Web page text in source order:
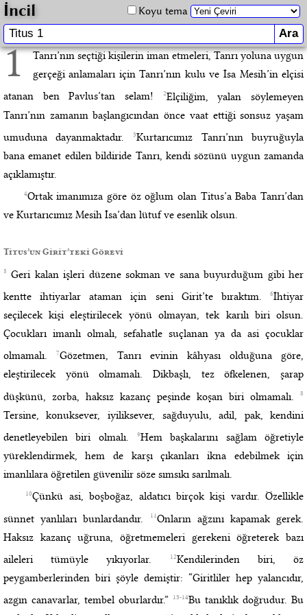
İncil Koyu tema
1
Tanrı’nın seçtiği kişilerin iman etmeleri, Tanrı yoluna uygun
gerçeği anlamaları için Tanrı’nın kulu ve İsa Mesih’in elçisi
atanan ben Pavlus’tan selam!
2Elçiliğim, yalan söylemeyen
Tanrı’nın zamanın başlangıcından önce vaat ettiği sonsuz yaşam
umuduna dayanmaktadır.
3Kurtarıcımız Tanrı’nın buyruğuyla
bana emanet edilen bildiride Tanrı, kendi sözünü uygun zamanda
açıklamıştır.
4Ortak imanımıza göre öz oğlum olan Titus’a Baba Tanrı’dan
ve Kurtarıcımız Mesih İsa’dan lütuf ve esenlik olsun.
Titus’un Girit’teki Görevi
5
Geri kalan işleri düzene sokman ve sana buyurduğum gibi her
kentte ihtiyarlar ataman için seni Girit’te bıraktım.6İhtiyar
seçilecek kişi eleştirilecek yönü olmayan, tek karılı biri olsun.
Çocukları imanlı olmalı, sefahatle suçlanan ya da asi çocuklar
olmamalı.
7Gözetmen, Tanrı evinin kâhyası olduğuna göre,
eleştirilecek yönü olmamalı. Dikbaşlı, tez öfkelenen, şarap
düşkünü, zorba, haksız kazanç peşinde koşan biri olmamalı.8
Tersine, konuksever, iyiliksever, sağduyulu, adil, pak, kendini
denetleyebilen biri olmalı.
9Hem başkalarını sağlam öğretiyle
yüreklendirmek, hem de karşı çıkanları ikna edebilmek için
imanlılara öğretilen güvenilir söze sımsıkı sarılmalı.
10Çünkü asi, boşboğaz, aldatıcı birçok kişi vardır. Özellikle
sünnet yanlıları bunlardandır.
11Onların ağzını kapamak gerek.
Haksız kazanç uğruna, öğretmemeleri gerekeni öğreterek bazı
aileleri tümüyle yıkıyorlar.
12Kendilerinden biri, öz
peygamberlerinden biri şöyle demiştir: “Giritliler hep yalancıdır,
azgın canavarlar, tembel oburlardır.”
13-14Bu tanıklık doğrudur. Bu